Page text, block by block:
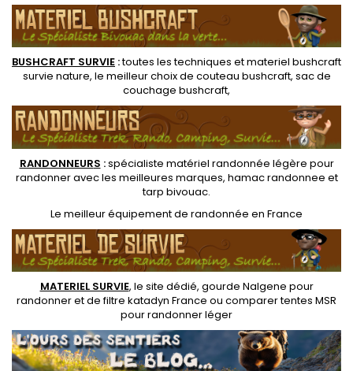
BUSHCRAFT SURVIE :toutes les techniques etmateriel bushcraft
survie nature, le meilleur choix de couteau bushcraft, sac de
couchage bushcraft,
RANDONNEURS :spécialiste matériel randonnée légère pour
randonner avec les meilleures marques, hamac randonnee et
tarp bivouac.
Le meilleur équipement de randonnée en France
MATERIEL SURVIE, le site dédié, gourde Nalgene pour
randonneret defiltre katadyn France ou comparer tentes MSR
pour randonner léger